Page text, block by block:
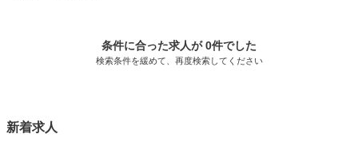
条件に合った求人が 0件でした
検索条件を緩めて、再度検索してください
新着求人